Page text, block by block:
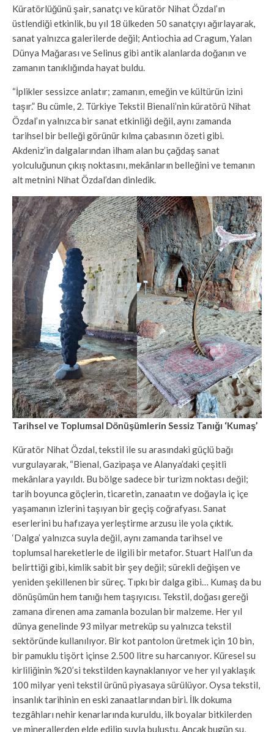
Küratörlüğünü şair, sanatçı ve küratör Nihat Özdal’ın
üstlendiği etkinlik, bu yıl 18 ülkeden 50 sanatçıyı ağırlayarak,
sanat yalnızca galerilerde değil; Antiochia ad Cragum, Yalan
Dünya Mağarası ve Selinus gibi antik alanlarda doğanın ve
zamanın tanıklığında hayat buldu.
“İplikler sessizce anlatır; zamanın, emeğin ve kültürün izini
taşır.” Bu cümle, 2. Türkiye Tekstil Bienali’nin küratörü Nihat
Özdal’ın yalnızca bir sanat etkinliği değil, aynı zamanda
tarihsel bir belleği görünür kılma çabasının özeti gibi.
Akdeniz’in dalgalarından ilham alan bu çağdaş sanat
yolculuğunun çıkış noktasını, mekânların belleğini ve temanın
alt metnini Nihat Özdal’dan dinledik.
Tarihsel ve Toplumsal Dönüşümlerin Sessiz Tanığı ‘Kumaş’
Küratör Nihat Özdal, tekstil ile su arasındaki güçlü bağı
vurgulayarak, “Bienal, Gazipaşa ve Alanya’daki çeşitli
mekânlara yayıldı. Bu bölge sadece bir turizm noktası değil;
tarih boyunca göçlerin, ticaretin, zanaatın ve doğayla iç içe
yaşamanın izlerini taşıyan bir geçiş coğrafyası. Sanat
eserlerini bu hafızaya yerleştirme arzusu ile yola çıktık.
‘Dalga’ yalnızca suyla değil, aynı zamanda tarihsel ve
toplumsal hareketlerle de ilgili bir metafor. Stuart Hall’un da
belirttiği gibi, kimlik sabit bir şey değil; sürekli değişen ve
yeniden şekillenen bir süreç. Tıpkı bir dalga gibi… Kumaş da bu
dönüşümün hem tanığı hem taşıyıcısı. Tekstil, doğası gereği
zamana direnen ama zamanla bozulan bir malzeme. Her yıl
dünya genelinde 93 milyar metreküp su yalnızca tekstil
sektöründe kullanılıyor. Bir kot pantolon üretmek için 10 bin,
bir pamuklu tişört içinse 2.500 litre su harcanıyor. Küresel su
kirliliğinin %20’si tekstilden kaynaklanıyor ve her yıl yaklaşık
100 milyar yeni tekstil ürünü piyasaya sürülüyor. Oysa tekstil,
insanlık tarihinin en eski zanaatlarından biri. İlk dokuma
tezgâhları nehir kenarlarında kuruldu, ilk boyalar bitkilerden
ve minerallerden elde edilip suyla buluştu. Ancak bugün su,